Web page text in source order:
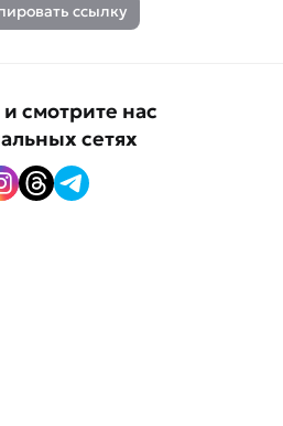
ссылку
смотрите нас
сетях